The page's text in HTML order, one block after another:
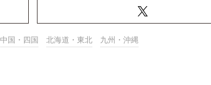
中国・四国 北海道・東北 九州・沖縄